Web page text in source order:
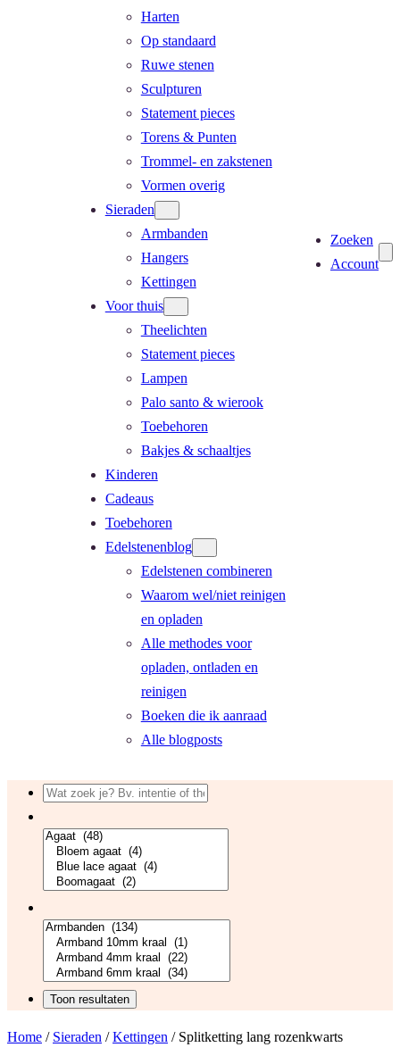
Harten
Op standaard
Ruwe stenen
Sculpturen
Statement pieces
Torens & Punten
Trommel- en zakstenen
Vormen overig
Sieraden
Armbanden
Hangers
Kettingen
Voor thuis
Theelichten
Statement pieces
Lampen
Palo santo & wierook
Toebehoren
Bakjes & schaaltjes
Kinderen
Cadeaus
Toebehoren
Edelstenenblog
Edelstenen combineren
Waarom wel/niet reinigen
en opladen
Alle methodes voor
opladen, ontladen en
reinigen
Boeken die ik aanraad
Alle blogposts
Zoeken
Account
Home / Sieraden /Kettingen / Splitketting lang rozenkwarts